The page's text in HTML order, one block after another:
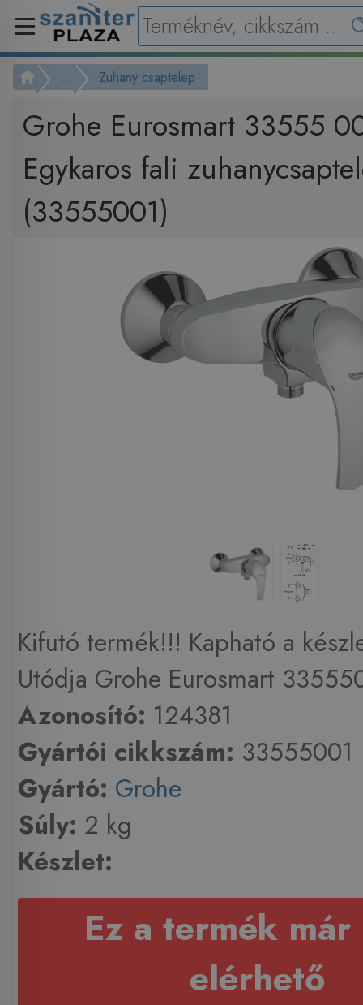
... Zuhany csaptelep
Grohe Eurosmart 33555
Egykaros fali
(33555001)
Kifutó termék!!! Kapható a
Utódja Grohe Eurosmart
Azonosító: 124381
Gyártói cikkszám: 33555001
Gyártó: Grohe
Súly: 2 kg
Készlet:
Ez a termék már
elérhető